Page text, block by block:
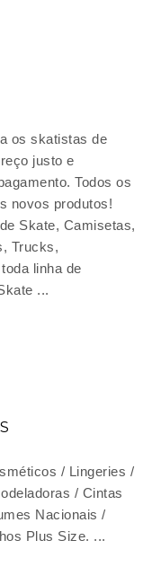
os skatistas de
justo e
Todos os
novos produtos!
Skate, Camisetas,
Trucks,
linha de
...
/ Lingeries /
/ Cintas
Nacionais /
Plus Size. ...